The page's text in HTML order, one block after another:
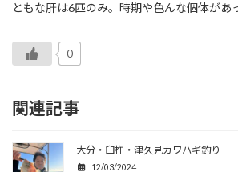
ともな肝は6匹のみ。時期や色んな個体があ
0
関連記事
大分・臼杵・津久見カワハギ釣り
12/03/2024